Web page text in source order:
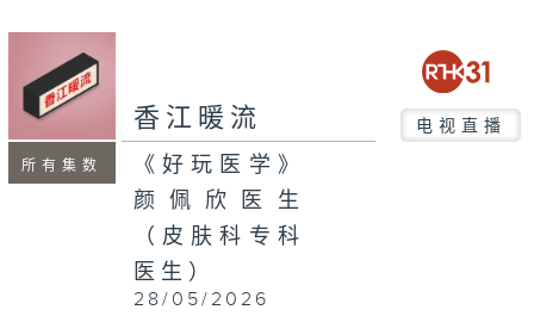
seconds
所有集数
香江暖流 电视直播
《好玩医学》
颜佩欣医生
（皮肤科专科
医生）
28/05/2026